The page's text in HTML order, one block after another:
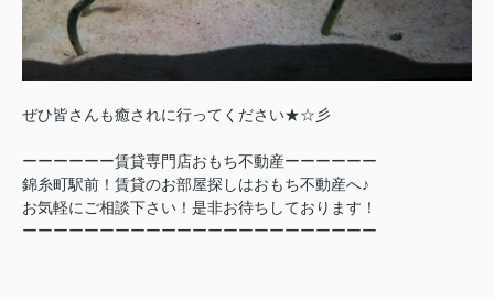
ぜひ皆さんも癒されに行ってください★☆彡
ーーーーーー賃貸専門店おもち不動産ーーーーーー
錦糸町駅前！賃貸のお部屋探しはおもち不動産へ♪
お気軽にご相談下さい！是非お待ちしております！
ーーーーーーーーーーーーーーーーーーーーーーー